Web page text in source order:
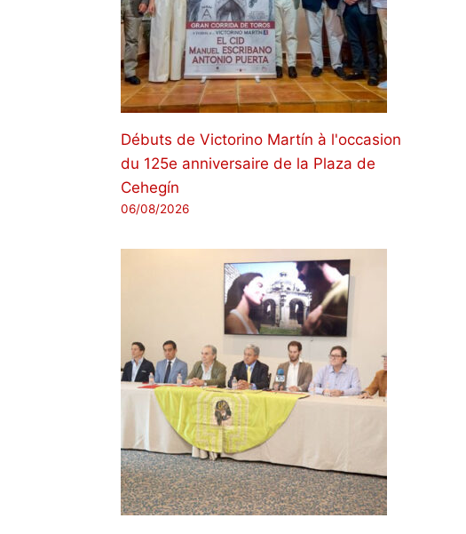
Débuts de Victorino Martín à l'occasion
du 125e anniversaire de la Plaza de
Cehegín
06/08/2026